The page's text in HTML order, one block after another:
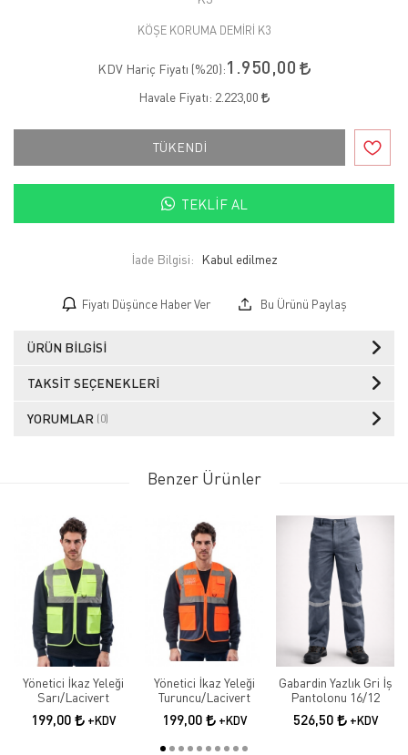
KÖŞE KORUMA DEMİRİ K3
KDV Hariç Fiyatı (%20):1.950,00
Havale Fiyatı: 2.223,00
TÜKENDİ
TEKLIF AL
İade Bilgisi:
Fiyatı Düşünce Haber Ver Bu Ürünü Paylaş
ÜRÜN BILGISI
TAKSIT SEÇENEKLERI
YORUMLAR (0)
Benzer Ürünler
Yönetici İkaz Yeleği
Sarı/Lacivert
199,00 +KDV
Yönetici İkaz Yeleği
Turuncu/Lacivert
199,00 +KDV
Gabardin Yazlık Gri İş
Pantolonu 16/12
526,50 +KDV